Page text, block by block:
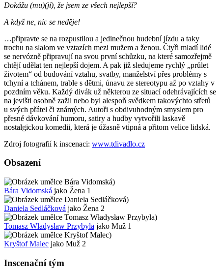
Dokážu (mu)(jí), že jsem ze všech nejlepší?
A když ne, nic se neděje!
…připravte se na rozpustilou a jedinečnou hudební jízdu a taky
trochu na slalom ve vztazích mezi mužem a ženou. Čtyři mladí lidé
se nervózně připravují na svou první schůzku, na které samozřejmě
chtějí udělat ten nejlepší dojem. A pak již sledujeme rychlý „průlet
životem“ od budování vztahu, svatby, manželství přes problémy s
tchyní a tchánem, trable s dětmi, únavu ze stereotypu až po vztahy v
pozdním věku. Každý divák už některou ze situací odehrávajících se
na jevišti osobně zažil nebo byl alespoň svědkem takovýchto střetů
u svých přátel či známých. Autoři s obdivuhodným smyslem pro
přesné dávkování humoru, satiry a hudby vytvořili laskavě
nostalgickou komedii, která je úžasně vtipná a přitom velice lidská.
Zdroj fotografií k inscenaci: www.tdivadlo.cz
Obsazení
)
Bára Vidomská jako Žena 1
)
Daniela Sedláčková jako Žena 2
)
Tomasz Władysław Przybyla jako Muž 1
)
Kryštof Malec jako Muž 2
Inscenační tým